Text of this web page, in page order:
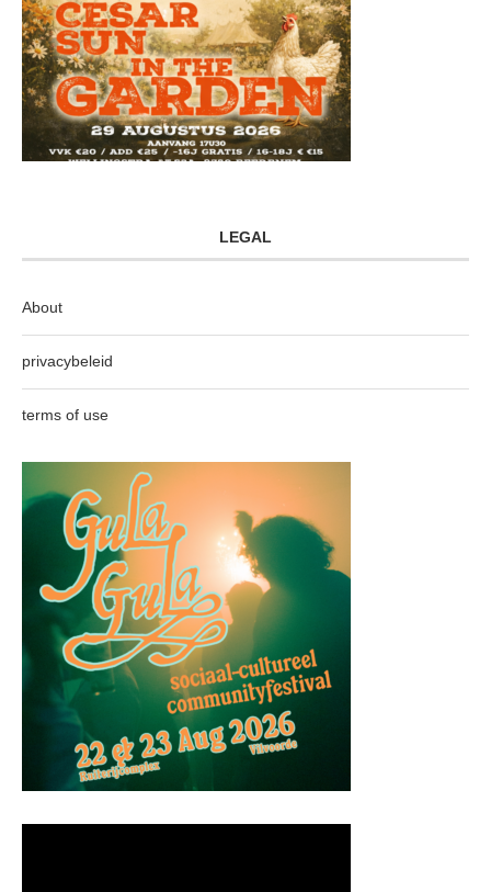
LEGAL
About
privacybeleid
terms of use